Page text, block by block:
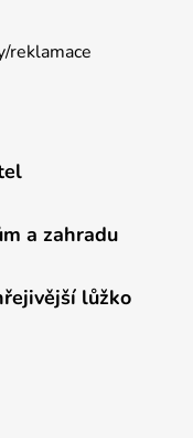
reklamace
a zahradu
lůžko